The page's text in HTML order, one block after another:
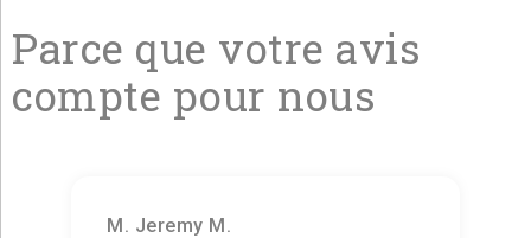
Parce que votre avis
compte pour nous
M. Jeremy M.